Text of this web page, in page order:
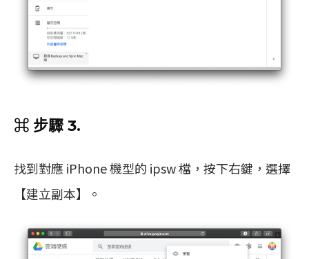
⌘ 步驟 3.
找到對應 iPhone 機型的 ipsw 檔，按下右鍵，選擇
【建立副本】。